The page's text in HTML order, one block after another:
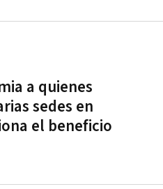
a quienes
sedes en
el beneficio